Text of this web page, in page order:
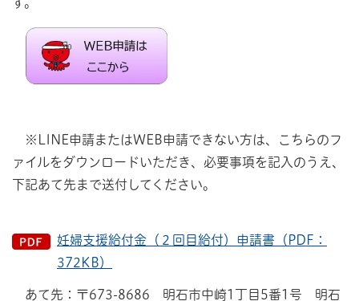
※LINE申請またはWEB申請できない方は、こちらのフ
ァイルをダウンロードいただき、必要事項を記入のうえ、
下記あて先まで送付してください。
妊婦支援給付金（２回目給付）申請書（PDF：
372KB）
あて先：〒673-8686 明石市中崎1丁目5番1号 明石